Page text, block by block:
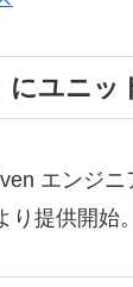
ユニッ
エンジ
り提供開始